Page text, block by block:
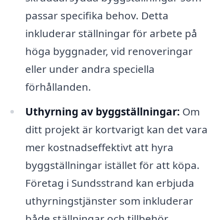
passar specifika behov. Detta
inkluderar ställningar för arbete på
höga byggnader, vid renoveringar
eller under andra speciella
förhållanden.
Uthyrning av byggställningar: Om
ditt projekt är kortvarigt kan det vara
mer kostnadseffektivt att hyra
byggställningar istället för att köpa.
Företag i Sundsstrand kan erbjuda
uthyrningstjänster som inkluderar